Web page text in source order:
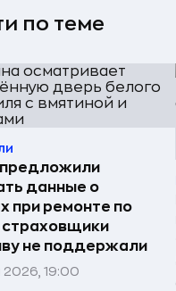
по теме
предложили
данные о
при ремонте по
не поддержали
2026, 19:00